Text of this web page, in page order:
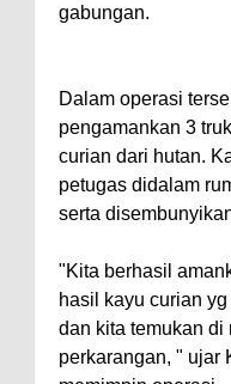
gabungan.
Dalam operasi
pengamankan 3
curian dari hutan.
petugas didalam
serta
"Kita berhasil
hasil kayu curian
dan kita temukan di
perkarangan, " ujar